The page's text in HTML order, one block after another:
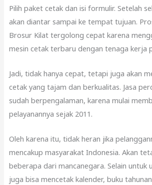
Pilih paket cetak dan isi formulir. Setelah
akan diantar sampai ke tempat tujuan.
Brosur Kilat tergolong cepat karena
mesin cetak terbaru dengan tenaga kerja
Jadi, tidak hanya cepat, tetapi juga akan
cetak yang tajam dan berkualitas. Jasa
sudah berpengalaman, karena mulai
pelayanannya sejak 2011.
Oleh karena itu, tidak heran jika
mencakup masyarakat Indonesia. Akan
beberapa dari mancanegara. Selain untuk
juga bisa mencetak kalender, buku